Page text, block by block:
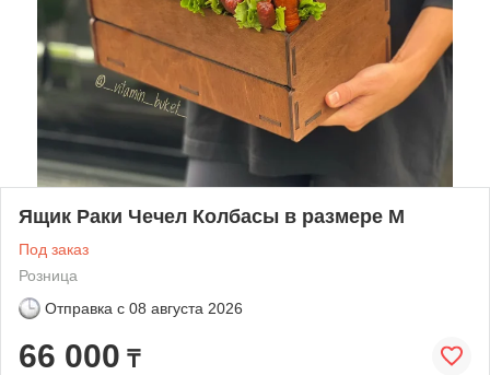
Ящик Раки Чечел Колбасы в размере М
Под заказ
Розница
Отправка с 08 августа 2026
66 000 ₸